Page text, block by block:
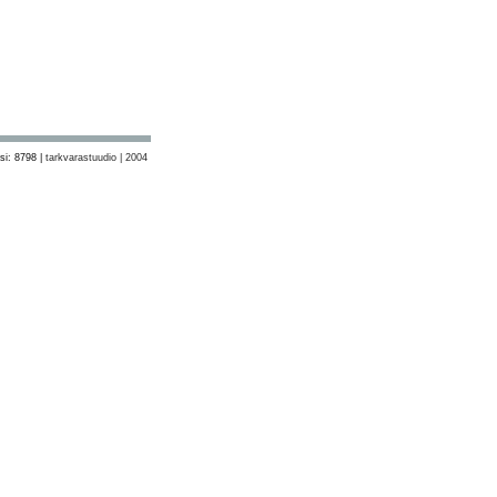
8798 | tarkvarastuudio | 2004